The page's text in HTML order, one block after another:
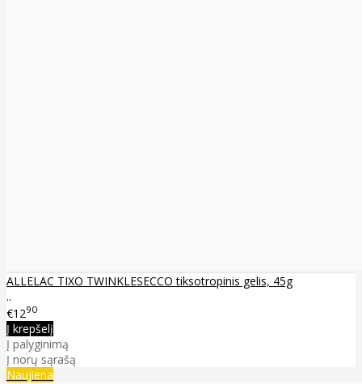
ALLELAC TIXO TWINKLESECCO tiksotropinis gelis, 45g
..
€1290
Į krepšelį
Į palyginimą
Į norų sąrašą
Naujiena